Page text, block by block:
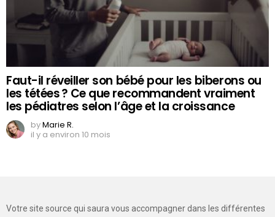
Faut-il réveiller son bébé pour les biberons ou
les tétées ? Ce que recommandent vraiment
les pédiatres selon l’âge et la croissance
byMarie R.
il y a environ 10 mois
Votre site source qui saura vous accompagner dans les différentes